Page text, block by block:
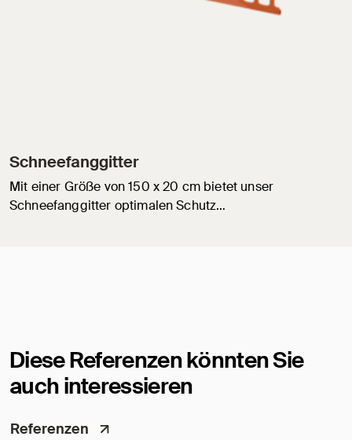
Schneefanggitter
Mit einer Größe von 150 x 20 cm bietet unser
Schneefanggitter optimalen Schutz…
Diese Referenzen könnten Sie
auch interessieren
Referenzen